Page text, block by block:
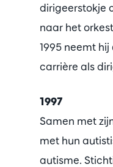
dirigeerstokje
naar het
1995 neemt
carrière als
1997
Samen met
met hun
autisme.